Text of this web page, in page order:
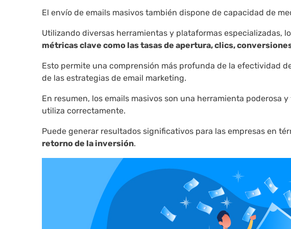
El envío de emails masivos también dispone de capacidad de
Utilizando diversas herramientas y plataformas especializadas,
métricas clave como las tasas de apertura, clics,
Esto permite una comprensión más profunda de la efectividad
de las estrategias de email marketing.
En resumen, los emails masivos son una herramienta poderosa
utiliza correctamente.
Puede generar resultados significativos para las empresas en
retorno de la inversión.